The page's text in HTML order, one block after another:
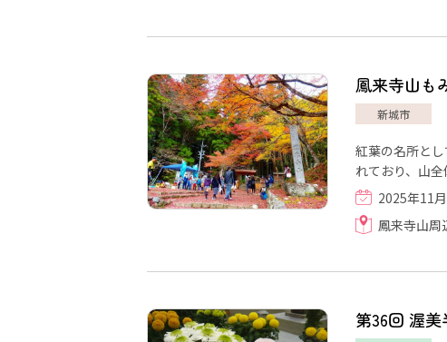
鳳来寺山も
新城市
紅葉の名所と
れており、山全
2025年11
鳳来寺山周
第36回 渥